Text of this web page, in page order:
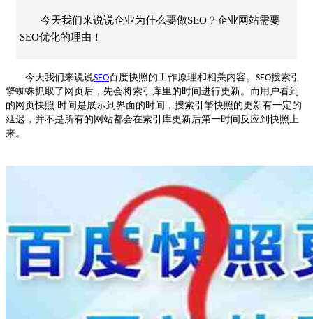
今天我们来说说企业为什么要做SEO？企业网站需要
SEO优化的理由！
今天我们来说说SEO百度快照的工作原理和相关内容。 SEO搜索引
擎蜘蛛抓取了网页后，先会将索引库里的时间进行更新。而用户看到
的网页快照 时间是展示到界面的时间，搜索引擎快照的更新有一定的
延迟，并不是所有的网站都会在索引库更新后第一时间反应到快照上
来。